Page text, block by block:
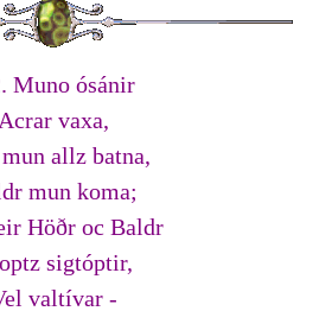
Muno ósánir
Acrar vaxa,
allz batna,
mun koma;
Höðr oc Baldr
sigtóptir,
valtívar -